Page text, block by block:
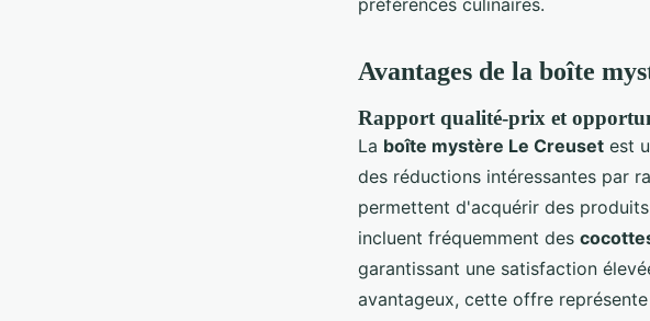
préférences culinaires.
Avantages de la boîte
Rapport qualité-prix et
La boîte mystère Le Creuset est
des réductions intéressantes par
permettent d'acquérir des
incluent fréquemment des
garantissant une satisfaction
avantageux, cette offre